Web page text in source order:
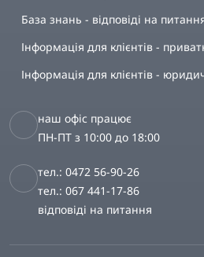
База знань - відповіді на
Інформація для клієнтів -
Інформація для клієнтів -
наш офіс працює
ПН-ПТ з 10:00 до 18:00
тел.: 0472 56-90-26
тел.: 067 441-17-86
відповіді на питання